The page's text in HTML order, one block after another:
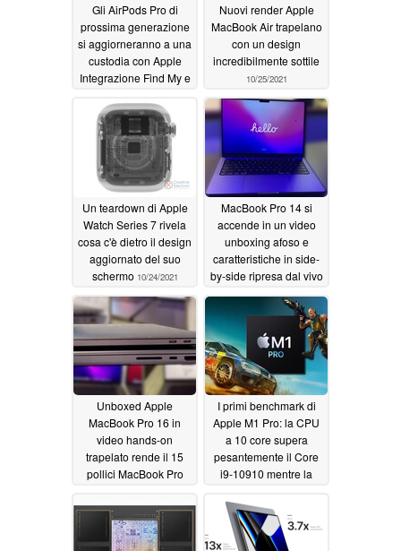
Gli AirPods Pro di
prossima generazione
si aggiorneranno a una
custodia con Apple
Integrazione Find My e
Nuovi render Apple
MacBook Air trapelano
con un design
incredibilmente sottile
10/25/2021
Un teardown di Apple
Watch Series 7 rivela
cosa c'è dietro il design
aggiornato del suo
schermo 10/24/2021
MacBook Pro 14 si
accende in un video
unboxing afoso e
caratteristiche in side-
by-side ripresa dal vivo
MacBook Pro
10/24/2021
Unboxed Apple
MacBook Pro 16 in
video hands-on
trapelato rende il 15
pollici MacBook Pro
confronto10/24/2021
I primi benchmark di
Apple M1 Pro: la CPU
a 10 core supera
pesantemente il Core
i9-10910 mentre la
passo con GeForce
GTX 1650
10/23/2021